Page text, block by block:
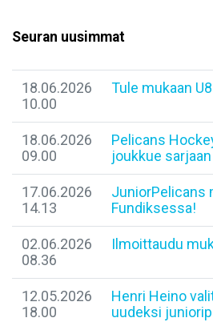
Seuran uusimmat
18.06.2026
10.00
Tule mukaan
18.06.2026
09.00
Pelicans
joukkue sarjaan
17.06.2026
14.13
JuniorPelicans
Fundiksessa!
02.06.2026
08.36
Ilmoittaudu
12.05.2026
18.00
Henri Heino
uudeksi